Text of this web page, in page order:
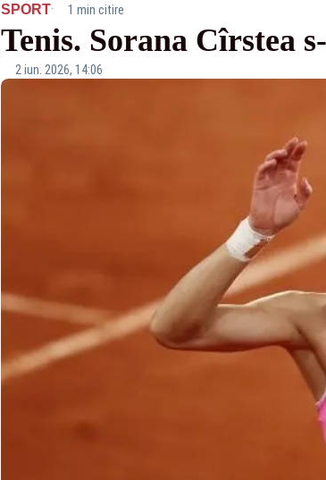
SPORT· 1 min citire
Tenis. Sorana Cîrstea
2 iun. 2026, 14:06